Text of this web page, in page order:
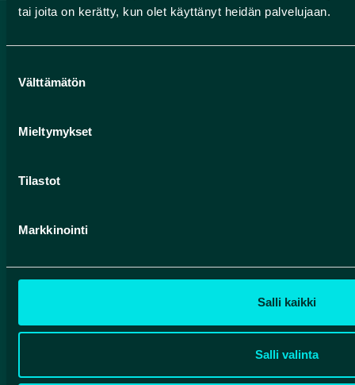
tai joita on kerätty, kun olet käyttänyt heidän palvelujaan.
valinta
Välttämätön
Mieltymykset
Tilastot
Markkinointi
Salli kaikki
Salli valinta
Rokuan kansallispuisto, Oulujärven retkeilyalue,
Yhteydenotot